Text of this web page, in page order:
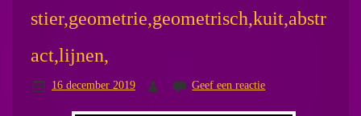
stier,geometrie,geometrisch,kuit,abstr
act,lijnen,
16 december 2019 Geef een reactie